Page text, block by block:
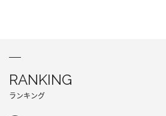
RANKING
ランキング